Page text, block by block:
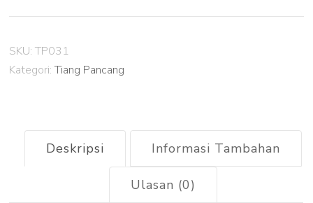
Mini
Pile
SKU:TP031
Kategori:Tiang Pancang
Deskripsi Informasi Tambahan
Ulasan (0)